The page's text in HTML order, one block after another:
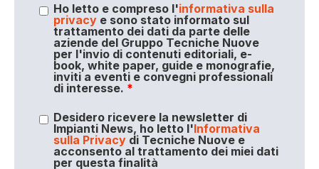
Ho letto e compreso l'informativa sulla
privacye sono stato informato sul
trattamento dei dati da parte delle
aziende del Gruppo Tecniche Nuove
per l'invio di contenuti editoriali, e-
book, white paper, guide e monografie,
inviti a eventi e convegni professionali
di interesse. *
Desidero ricevere la newsletter di
Impianti News, ho letto l'Informativa
sulla Privacydi Tecniche Nuove e
acconsento al trattamento dei miei dati
per questa finalità